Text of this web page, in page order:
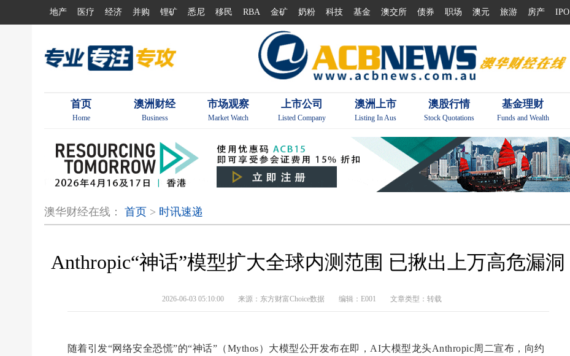
地产 医疗 经济 并购 锂矿 悉尼 移民 RBA 金矿 奶粉 科技 基金 澳交所 债券 职场 澳元 旅游 房产 IPO
首页
Home
澳洲财经
Business
市场观察
Market Watch
上市公司
Listed Company
澳洲上市
Listing In Aus
澳股行情
Stock Quotations
基金理财
Funds and Wealth
澳华财经在线： 首页 > 时讯速递
Anthropic“神话”模型扩大全球内测范围 已揪出上万高危漏洞
2026-06-03 05:10:00 来源：东方财富Choice数据 编辑：E001 文章类型：转载
随着引发“网络安全恐慌”的“神话”（Mythos）大模型公开发布在即，AI大模型龙头Anthropic周二宣布，向约